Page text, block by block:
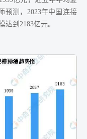
预测，2023年中国连接
达到2183亿元。